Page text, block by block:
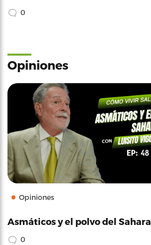
0
Opiniones
Opiniones
Asmáticos y el polvo del Sahara
0